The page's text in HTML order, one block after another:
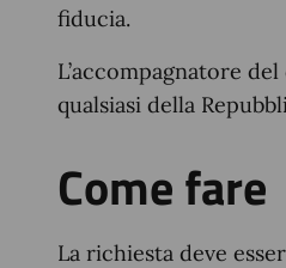
fiducia.
L’accompagnatore
qualsiasi della
Come fare
La richiesta deve